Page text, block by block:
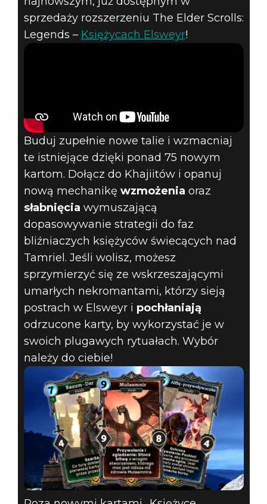
KSIĘŻYCE
RUSZAJ DO
GRY!
sprzedaży rozszerzeniu The Elder Scrolls:
Legends – Księżycach Elsweyr!
Buduj zupełnie nowe talie i wzmacniaj
te istniejące dzięki ponad 75 nowym
kartom. Dołącz do Khajiitów i opanuj
nową mechanikę wzmożenia oraz
słabnięcia wymuszającą
dopasowywanie strategii do faz
bliźniaczych księżyców świecących nad
Tamriel. Jeśli wolisz, możesz
sprzymierzyć się ze wskrzeszającymi
umarłych nekromantami, którzy sieją
postrach w Elsweyr i pochłaniają
odrzucone karty, by wykorzystać je w
swoich plugawych rytuałach. Wybór
należy do ciebie!